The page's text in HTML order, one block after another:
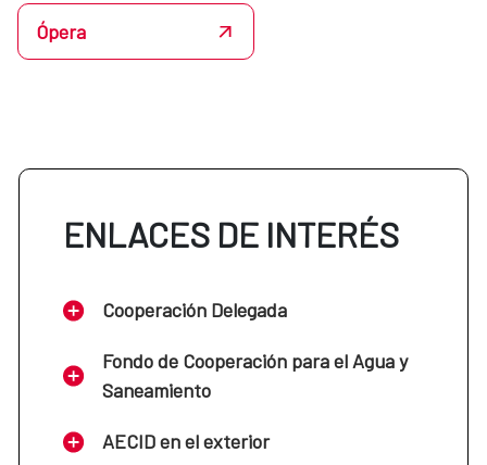
Ópera
ENLACES DE INTERÉS
Cooperación Delegada
Fondo de Cooperación para el Agua y
Saneamiento
AECID en el exterior